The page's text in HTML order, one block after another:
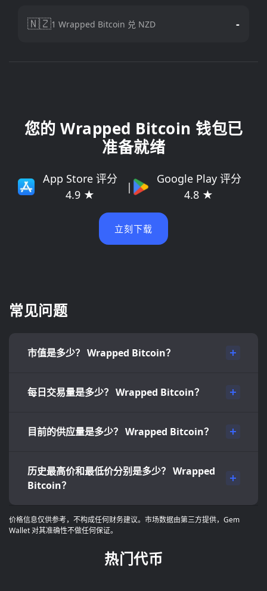
🇳🇿1 Wrapped Bitcoin 兑 NZD -
您的 Wrapped Bitcoin 钱包已
准备就绪
App Store 评分
4.9 ★
|
Google Play 评分
4.8 ★
立刻下载
常见问题
市值是多少？ Wrapped Bitcoin？
每日交易量是多少？ Wrapped Bitcoin？
目前的供应量是多少？ Wrapped Bitcoin？
历史最高价和最低价分别是多少？ Wrapped
Bitcoin？
价格信息仅供参考，不构成任何财务建议。市场数据由第三方提供，Gem
Wallet 对其准确性不做任何保证。
热门代币